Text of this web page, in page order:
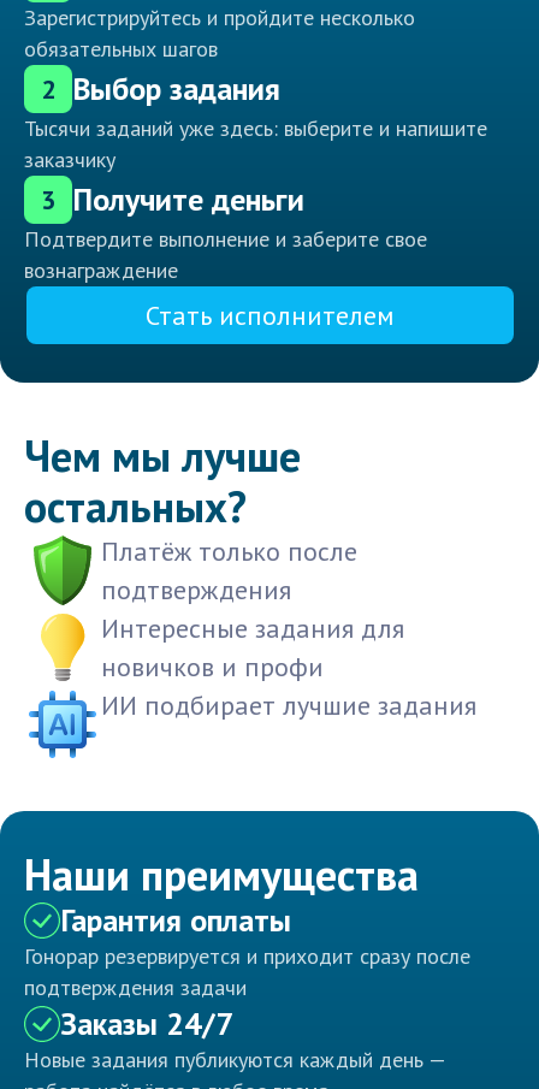
Зарегистрируйтесь и пройдите несколько
обязательных шагов
2 Выбор задания
Тысячи заданий уже здесь: выберите и напишите
заказчику
3 Получите деньги
Подтвердите выполнение и заберите свое
вознаграждение
Стать исполнителем
Чем мы лучше
остальных?
Платёж только после
подтверждения
Интересные задания для
новичков и профи
ИИ подбирает лучшие задания
Наши преимущества
Гарантия оплаты
Гонорар резервируется и приходит сразу после
подтверждения задачи
Заказы 24/7
Новые задания публикуются каждый день —